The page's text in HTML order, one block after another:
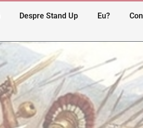
Despre Stand Up Eu?